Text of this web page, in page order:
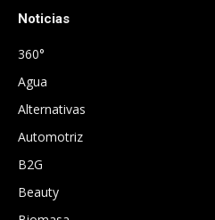
Noticias
360°
Agua
Alternativas
Automotriz
B2G
Beauty